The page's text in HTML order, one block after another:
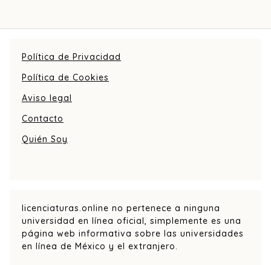
Política de Privacidad
Política de Cookies
Aviso legal
Contacto
Quién Soy
licenciaturas.online no pertenece a ninguna
universidad en línea oficial, simplemente es una
página web informativa sobre las universidades
en línea de México y el extranjero.